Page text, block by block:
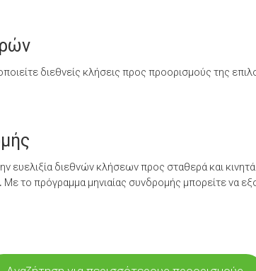
διεθνείς κλήσεις προς προορισμούς της
ευελιξία διεθνών κλήσεων προς σταθερά και
το πρόγραμμα μηνιαίας συνδρομής μπορείτε να